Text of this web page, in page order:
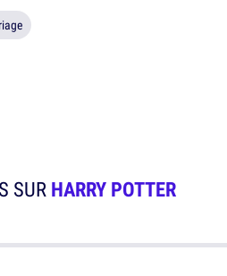
SURHARRY POTTER